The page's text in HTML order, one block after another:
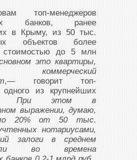
топ-менеджеров
банков, ранее
в Крыму, из 50 тыс.
объектов более
стоимостью до 5 млн
это квартиры,
коммерческий
,— говорит топ-
из крупнейших
При этом в
выражении, думаю,
20% от 50 тыс.
нотариусами,
залоги в среднем
во времена